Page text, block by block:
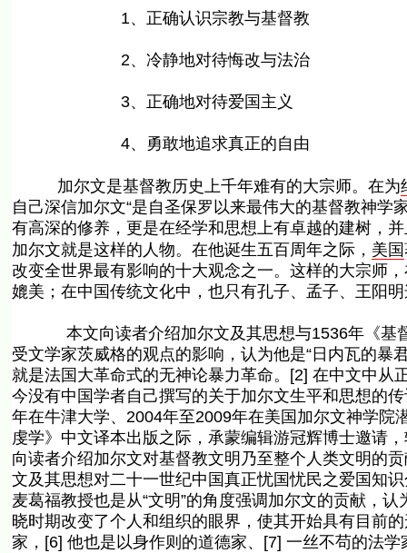
1、正确认识宗教与基督教
2、冷静地对待悔改与法治
3、正确地对待爱国主义
4、勇敢地追求真正的自由
加尔文是基督教历史上千年难有的大宗师。在为
自己深信加尔文“是自圣保罗以来最伟大的基督教神学
有高深的修养，更是在经学和思想上有卓越的建树，
加尔文就是这样的人物。在他诞生五百周年之际， 美国
改变全世界最有影响的十大观念之一。这样的大宗师
媲美；在中国传统文化中，也只有孔子、孟子、王阳
本文向读者介绍加尔文及其思想与1536年《基督
受文学家茨威格的观点的影响，认为他是“日内瓦的暴
就是法国大革命式的无神论暴力革命。[2] 在中文中从
今没有中国学者自己撰写的关于加尔文生平和思想的
年在牛津大学、2004年至2009年在美国加尔文神学
虔学》中文译本出版之际，承蒙编辑游冠辉博士邀请
向读者介绍加尔文对基督教文明乃至整个人类文明的
文及其思想对二十一世纪中国真正忧国忧民之爱国知
麦葛福教授也是从“文明”的角度强调加尔文的贡献，
晓时期改变了个人和组织的眼界，使其开始具有目前
家，[6] 他也是以身作则的道德家、[7] 一丝不苟的法